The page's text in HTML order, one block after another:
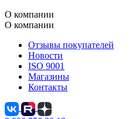
О компании
О компании
Отзывы покупателей
Новости
ISO 9001
Магазины
Контакты